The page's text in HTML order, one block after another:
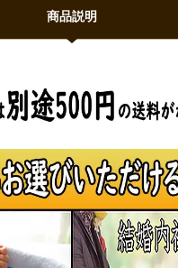
商品説明